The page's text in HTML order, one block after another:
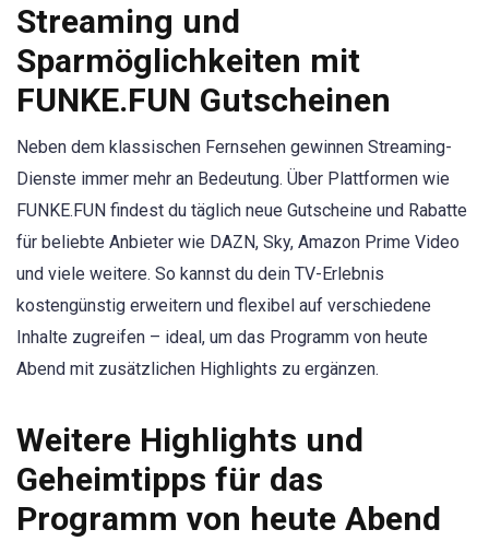
Streaming und
Sparmöglichkeiten mit
FUNKE.FUN Gutscheinen
Neben dem klassischen Fernsehen gewinnen Streaming-
Dienste immer mehr an Bedeutung. Über Plattformen wie
FUNKE.FUN findest du täglich neue Gutscheine und Rabatte
für beliebte Anbieter wie DAZN, Sky, Amazon Prime Video
und viele weitere. So kannst du dein TV-Erlebnis
kostengünstig erweitern und flexibel auf verschiedene
Inhalte zugreifen – ideal, um das Programm von heute
Abend mit zusätzlichen Highlights zu ergänzen.
Weitere Highlights und
Geheimtipps für das
Programm von heute Abend